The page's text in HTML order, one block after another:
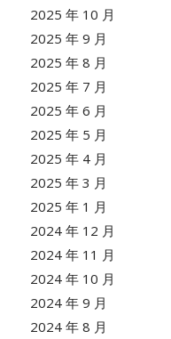
2025 年 10 月
2025 年 9 月
2025 年 8 月
2025 年 7 月
2025 年 6 月
2025 年 5 月
2025 年 4 月
2025 年 3 月
2025 年 1 月
2024 年 12 月
2024 年 11 月
2024 年 10 月
2024 年 9 月
2024 年 8 月